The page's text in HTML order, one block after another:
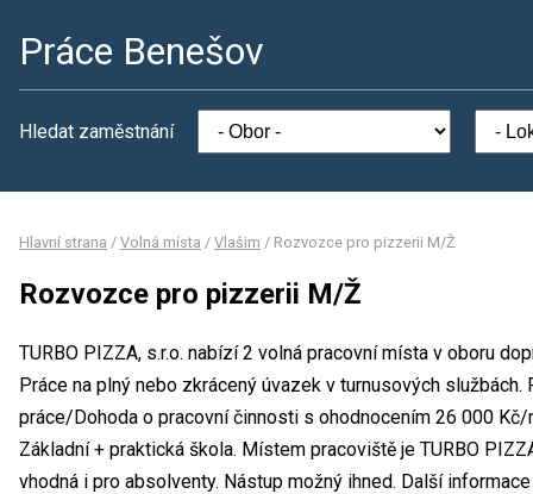
Práce Benešov
Hledat zaměstnání
Hlavní strana / Volná místa / Vlašim / Rozvozce pro pizzerii M/Ž
Rozvozce pro pizzerii M/Ž
TURBO PIZZA, s.r.o. nabízí 2 volná pracovní místa v oboru
Práce na plný nebo zkrácený úvazek v turnusových
práce/Dohoda o pracovní činnosti s ohodnocením 26 000
Základní + praktická škola. Místem pracoviště je TURBO
vhodná i pro absolventy. Nástup možný ihned. Další